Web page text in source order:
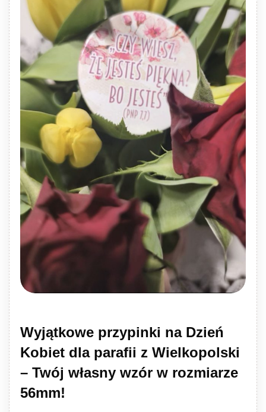
Wyjątkowe przypinki na Dzień
Kobiet dla parafii z Wielkopolski
– Twój własny wzór w rozmiarze
56mm!